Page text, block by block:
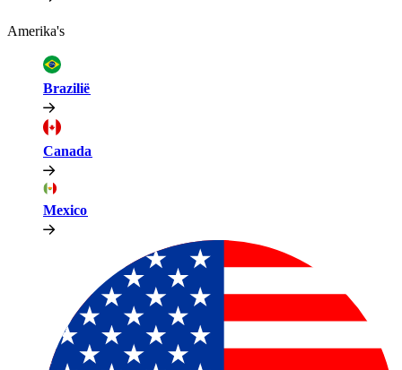
Amerika's​​
Brazilië​​
Canada​​
Mexico​​